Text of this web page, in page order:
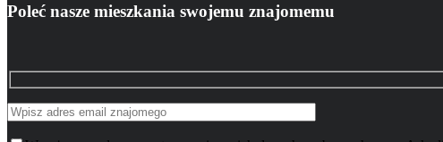
Poleć nasze mieszkania swojemu znajomemu